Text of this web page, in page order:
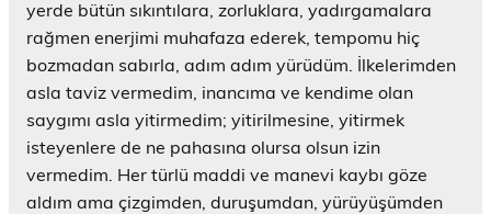
yerde bütün sıkıntılara, zorluklara, yadırgamalara
rağmen enerjimi muhafaza ederek, tempomu hiç
bozmadan sabırla, adım adım yürüdüm. İlkelerimden
asla taviz vermedim, inancıma ve kendime olan
saygımı asla yitirmedim; yitirilmesine, yitirmek
isteyenlere de ne pahasına olursa olsun izin
vermedim. Her türlü maddi ve manevi kaybı göze
aldım ama çizgimden, duruşumdan, yürüyüşümden